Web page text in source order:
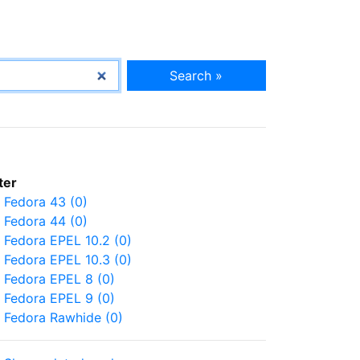
Search »
Fedora 43 (0)
Fedora 44 (0)
Fedora EPEL 10.2 (0)
Fedora EPEL 10.3 (0)
Fedora EPEL 8 (0)
Fedora EPEL 9 (0)
Fedora Rawhide (0)